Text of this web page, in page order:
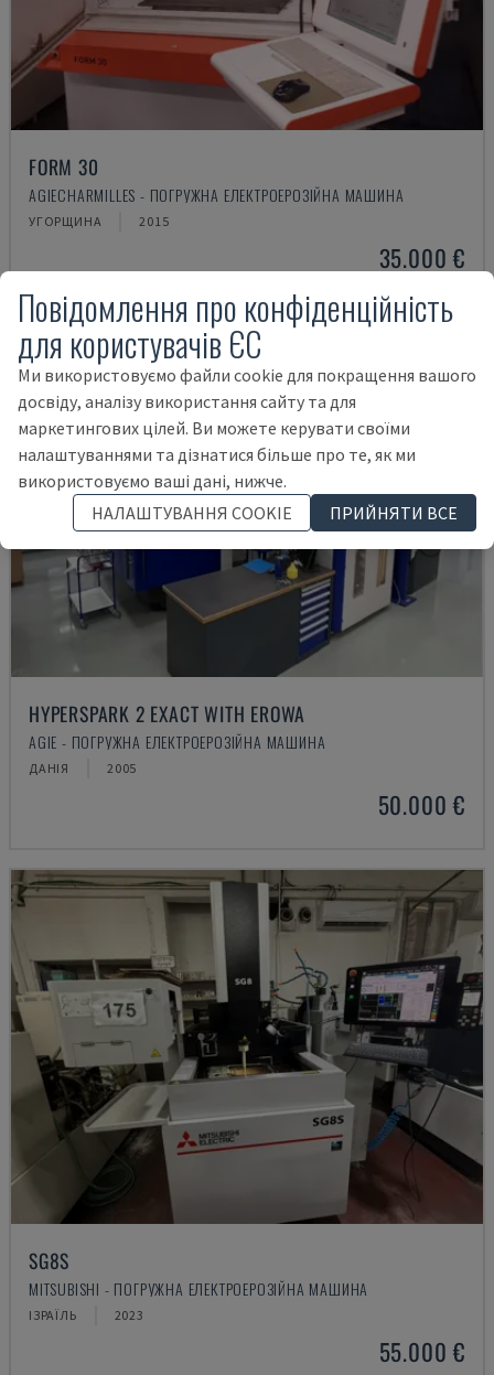
FORM 30
AGIECHARMILLES - ПОГРУЖНА ЕЛЕКТРОЕРОЗІЙНА МАШИНА
УГОРЩИНА 2015
35.000 €
HYPERSPARK 2 EXACT WITH EROWA
AGIE - ПОГРУЖНА ЕЛЕКТРОЕРОЗІЙНА МАШИНА
ДАНІЯ 2005
50.000 €
SG8S
MITSUBISHI - ПОГРУЖНА ЕЛЕКТРОЕРОЗІЙНА МАШИНА
ІЗРАЇЛЬ 2023
55.000 €
Повідомлення про конфіденційність
для користувачів ЄС
Ми використовуємо файли cookie для покращення вашого
досвіду, аналізу використання сайту та для
маркетингових цілей. Ви можете керувати своїми
налаштуваннями та дізнатися більше про те, як ми
використовуємо ваші дані, нижче.
НАЛАШТУВАННЯ COOKIE
ПРИЙНЯТИ ВСЕ